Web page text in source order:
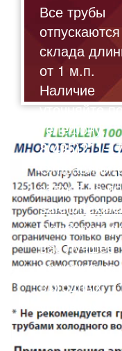
Все трубы
склада
от 1 м.п.
Наличие
уточняйте
телефону:
8(495)211-
запрос на
Подберем
вас лучшее
решение на
выгодных